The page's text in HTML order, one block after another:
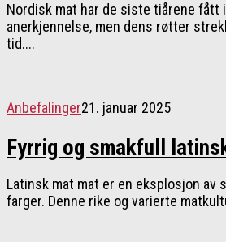
Nordisk mat har de siste tiårene fått
anerkjennelse, men dens røtter
tid....
Anbefalinger21. januar 2025
Fyrrig og smakfull
Latinsk mat mat er en eksplosjon av
farger. Denne rike og varierte